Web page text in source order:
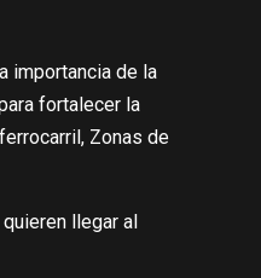
importancia de la
fortalecer la
Zonas de
llegar al